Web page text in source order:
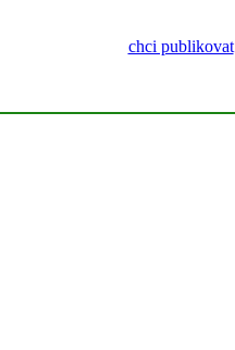
chci publikovat